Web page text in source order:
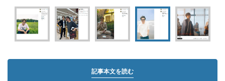
記事本文を読む